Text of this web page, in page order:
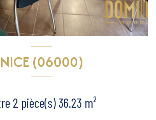
NICE (06000)
Autre 2 pièce(s) 36.23 m²